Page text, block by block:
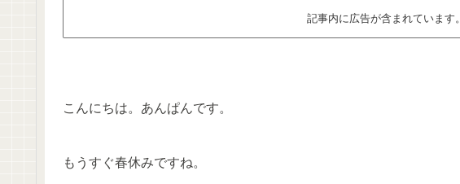
記事内に広告が含まれています。
こんにちは。あんぱんです。
もうすぐ春休みですね。